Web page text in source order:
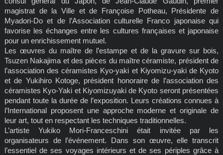
magistrat de la Ville et de Françoise Potheau, Présidente de
Myadori-Do et de l’Association culturelle Franco japonaise qui
favorise les échanges entre les cultures françaises et japonaise
pour un enrichissement mutuel.
Les œuvres du maître de l’estampe et de la gravure sur bois,
Tsuzen Nakajima et des pièces du maître céramiste, président de
l’association des céramistes Kyo-yaki et Kiyomizu-yaki de Kyoto
et de Yukihiro Kotoge, président honoraire de l’association des
céramistes Kyo-Yaki et Kiyomizuyaki de Kyoto seront présentées
pendant toute la durée de l’exposition. Leurs créations connues à
l’International proposent une approche moderne et originale de
leur art, tout en respectant les techniques traditionnelles.
L’artiste Yukiko Mori-Franceschini était invitée par les
organisateurs de l’événement. Dans son œuvre, elle transcrit
l’essentiel de ses voyages intérieurs et de ses périples grâce à